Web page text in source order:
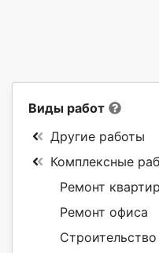
Виды работ
Другие работы
Комплексные
Ремонт
Ремонт офиса